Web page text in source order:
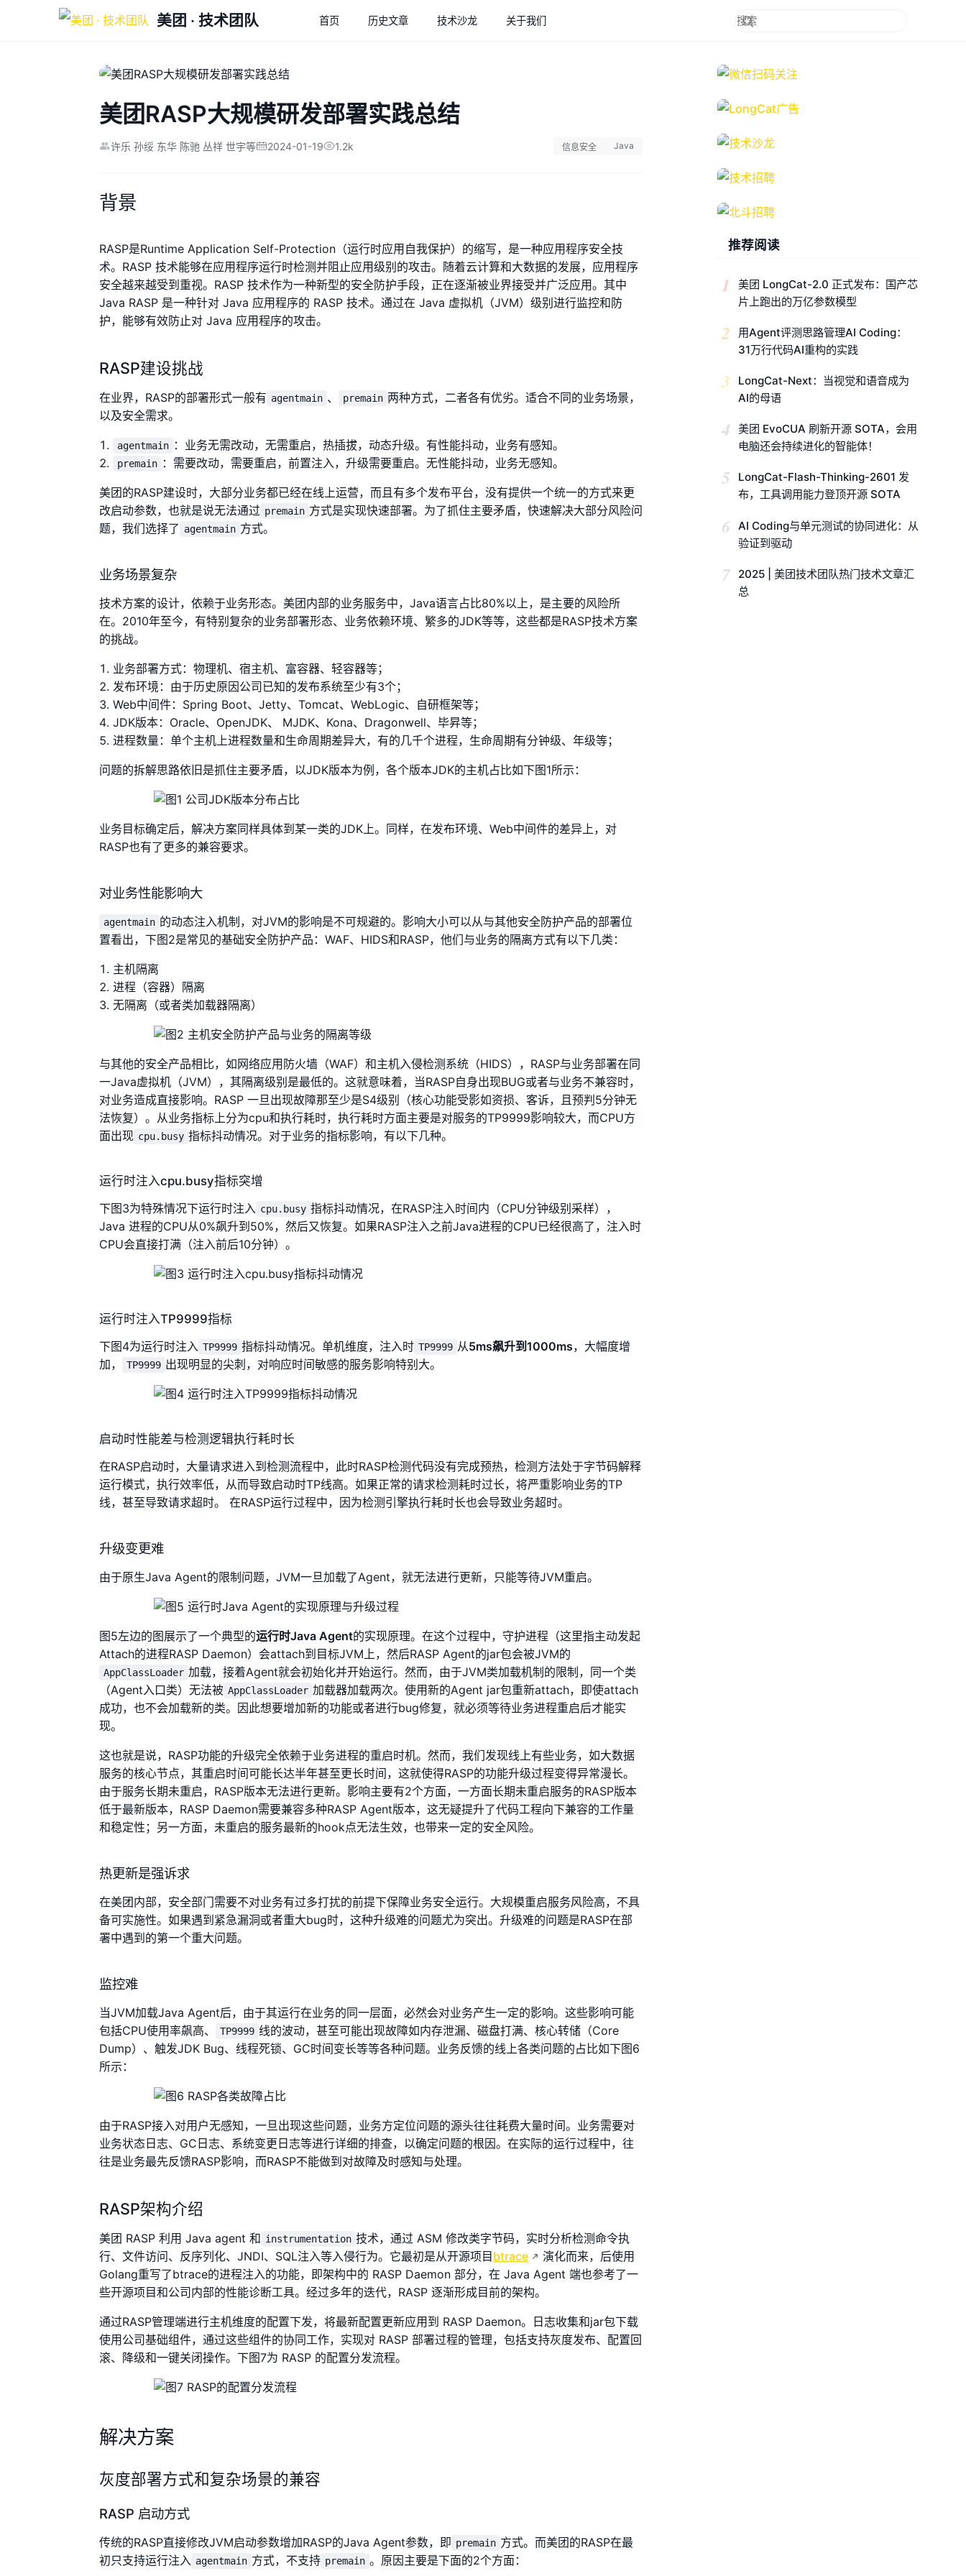
美团 · 技术团队 首页 历史文章 技术沙龙 关于我们
美团RASP大规模研发部署实践总结
许乐 孙绥 东华 陈驰 丛祥 世宇等 2024-01-19 1.2k 信息安全 Java
背景
RASP是Runtime Application Self-Protection（运行时应用自我保护）的缩写，是一种应用程序安全技
术。RASP 技术能够在应用程序运行时检测并阻止应用级别的攻击。随着云计算和大数据的发展，应用程序
安全越来越受到重视。RASP 技术作为一种新型的安全防护手段，正在逐渐被业界接受并广泛应用。其中
Java RASP 是一种针对 Java 应用程序的 RASP 技术。通过在 Java 虚拟机（JVM）级别进行监控和防
护，能够有效防止对 Java 应用程序的攻击。
RASP建设挑战
在业界，RASP的部署形式一般有 agentmain 、 premain 两种方式，二者各有优劣。适合不同的业务场景，
以及安全需求。
agentmain ：业务无需改动，无需重启，热插拔，动态升级。有性能抖动，业务有感知。
premain ：需要改动，需要重启，前置注入，升级需要重启。无性能抖动，业务无感知。
美团的RASP建设时，大部分业务都已经在线上运营，而且有多个发布平台，没有提供一个统一的方式来更
改启动参数，也就是说无法通过 premain 方式是实现快速部署。为了抓住主要矛盾，快速解决大部分风险问
题，我们选择了 agentmain 方式。
业务场景复杂
技术方案的设计，依赖于业务形态。美团内部的业务服务中，Java语言占比80%以上，是主要的风险所
在。2010年至今，有特别复杂的业务部署形态、业务依赖环境、繁多的JDK等等，这些都是RASP技术方案
的挑战。
业务部署方式：物理机、宿主机、富容器、轻容器等；
发布环境：由于历史原因公司已知的发布系统至少有3个；
Web中间件：Spring Boot、Jetty、Tomcat、WebLogic、自研框架等；
JDK版本：Oracle、OpenJDK、 MJDK、Kona、Dragonwell、毕昇等；
进程数量：单个主机上进程数量和生命周期差异大，有的几千个进程，生命周期有分钟级、年级等；
问题的拆解思路依旧是抓住主要矛盾，以JDK版本为例，各个版本JDK的主机占比如下图1所示：
业务目标确定后，解决方案同样具体到某一类的JDK上。同样，在发布环境、Web中间件的差异上，对
RASP也有了更多的兼容要求。
对业务性能影响大
agentmain 的动态注入机制，对JVM的影响是不可规避的。影响大小可以从与其他安全防护产品的部署位
置看出，下图2是常见的基础安全防护产品：WAF、HIDS和RASP，他们与业务的隔离方式有以下几类：
主机隔离
进程（容器）隔离
无隔离（或者类加载器隔离）
与其他的安全产品相比，如网络应用防火墙（WAF）和主机入侵检测系统（HIDS），RASP与业务部署在同
一Java虚拟机（JVM），其隔离级别是最低的。这就意味着，当RASP自身出现BUG或者与业务不兼容时，
对业务造成直接影响。RASP 一旦出现故障那至少是S4级别（核心功能受影如资损、客诉，且预判5分钟无
法恢复）。从业务指标上分为cpu和执行耗时，执行耗时方面主要是对服务的TP9999影响较大，而CPU方
面出现 cpu.busy 指标抖动情况。对于业务的指标影响，有以下几种。
运行时注入cpu.busy指标突增
下图3为特殊情况下运行时注入 cpu.busy 指标抖动情况，在RASP注入时间内（CPU分钟级别采样），
Java 进程的CPU从0%飙升到50%，然后又恢复。如果RASP注入之前Java进程的CPU已经很高了，注入时
CPU会直接打满（注入前后10分钟）。
运行时注入TP9999指标
下图4为运行时注入 TP9999 指标抖动情况。单机维度，注入时 TP9999 从5ms飙升到1000ms，大幅度增
加，
TP9999 出现明显的尖刺，对响应时间敏感的服务影响特别大。
启动时性能差与检测逻辑执行耗时长
在RASP启动时，大量请求进入到检测流程中，此时RASP检测代码没有完成预热，检测方法处于字节码解释
运行模式，执行效率低，从而导致启动时TP线高。如果正常的请求检测耗时过长，将严重影响业务的TP
线，甚至导致请求超时。 在RASP运行过程中，因为检测引擎执行耗时长也会导致业务超时。
升级变更难
由于原生Java Agent的限制问题，JVM一旦加载了Agent，就无法进行更新，只能等待JVM重启。
图5左边的图展示了一个典型的运行时Java Agent的实现原理。在这个过程中，守护进程（这里指主动发起
Attach的进程RASP Daemon）会attach到目标JVM上，然后RASP Agent的jar包会被JVM的
AppClassLoader 加载，接着Agent就会初始化并开始运行。然而，由于JVM类加载机制的限制，同一个类
（Agent入口类）无法被 AppClassLoader 加载器加载两次。使用新的Agent jar包重新attach，即使attach
成功，也不会加载新的类。因此想要增加新的功能或者进行bug修复，就必须等待业务进程重启后才能实
现。
这也就是说，RASP功能的升级完全依赖于业务进程的重启时机。然而，我们发现线上有些业务，如大数据
服务的核心节点，其重启时间可能长达半年甚至更长时间，这就使得RASP的功能升级过程变得异常漫长。
由于服务长期未重启，RASP版本无法进行更新。影响主要有2个方面，一方面长期未重启服务的RASP版本
低于最新版本，RASP Daemon需要兼容多种RASP Agent版本，这无疑提升了代码工程向下兼容的工作量
和稳定性；另一方面，未重启的服务最新的hook点无法生效，也带来一定的安全风险。
热更新是强诉求
在美团内部，安全部门需要不对业务有过多打扰的前提下保障业务安全运行。大规模重启服务风险高，不具
备可实施性。如果遇到紧急漏洞或者重大bug时，这种升级难的问题尤为突出。升级难的问题是RASP在部
署中遇到的第一个重大问题。
监控难
当JVM加载Java Agent后，由于其运行在业务的同一层面，必然会对业务产生一定的影响。这些影响可能
包括CPU使用率飙高、
TP9999 线的波动，甚至可能出现故障如内存泄漏、磁盘打满、核心转储（Core
Dump）、触发JDK Bug、线程死锁、GC时间变长等等各种问题。业务反馈的线上各类问题的占比如下图6
所示：
由于RASP接入对用户无感知，一旦出现这些问题，业务方定位问题的源头往往耗费大量时间。业务需要对
业务状态日志、GC日志、系统变更日志等进行详细的排查，以确定问题的根因。在实际的运行过程中，往
往是业务最先反馈RASP影响，而RASP不能做到对故障及时感知与处理。
RASP架构介绍
美团 RASP 利用 Java agent 和 instrumentation 技术，通过 ASM 修改类字节码，实时分析检测命令执
行、文件访问、反序列化、JNDI、SQL注入等入侵行为。它最初是从开源项目 btrace
演化而来，后使用
Golang重写了btrace的进程注入的功能，即架构中的 RASP Daemon 部分，在 Java Agent 端也参考了一
些开源项目和公司内部的性能诊断工具。经过多年的迭代，RASP 逐渐形成目前的架构。
通过RASP管理端进行主机维度的配置下发，将最新配置更新应用到 RASP Daemon。日志收集和jar包下载
使用公司基础组件，通过这些组件的协同工作，实现对 RASP 部署过程的管理，包括支持灰度发布、配置回
滚、降级和一键关闭操作。下图7为 RASP 的配置分发流程。
解决方案
灰度部署方式和复杂场景的兼容
RASP 启动方式
传统的RASP直接修改JVM启动参数增加RASP的Java Agent参数，即 premain 方式。而美团的RASP在最
初只支持运行注入 agentmain 方式，不支持 premain 。原因主要是下面的2个方面：
推荐阅读
1
美团 LongCat-2.0 正式发布：国产芯
片上跑出的万亿参数模型
2
用Agent评测思路管理AI Coding：
31万行代码AI重构的实践
3
LongCat-Next：当视觉和语音成为
AI的母语
4 美团 EvoCUA 刷新开源 SOTA，会用
电脑还会持续进化的智能体！
5
LongCat-Flash-Thinking-2601 发
布，工具调用能力登顶开源 SOTA
6
AI Coding与单元测试的协同进化：从
验证到驱动
7
2025 | 美团技术团队热门技术文章汇
总